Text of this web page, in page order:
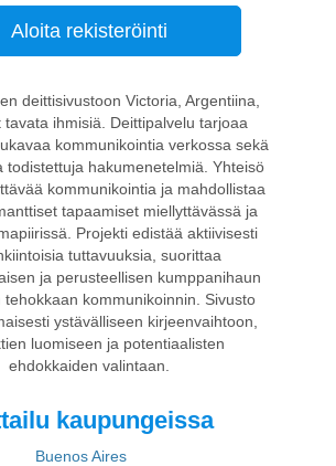
Aloita rekisteröinti
deittisivustoon Victoria, Argentiina,
tavata ihmisiä. Deittipalvelu tarjoaa
kommunikointia verkossa sekä
todistettuja hakumenetelmiä. Yhteisö
kommunikointia ja mahdollistaa
tapaamiset miellyttävässä ja
Projekti edistää aktiivisesti
tuttavuuksia, suorittaa
ja perusteellisen kumppanihaun
tehokkaan kommunikoinnin. Sivusto
ystävälliseen kirjeenvaihtoon,
luomiseen ja potentiaalisten
ehdokkaiden valintaan.
kaupungeissa
Buenos Aires